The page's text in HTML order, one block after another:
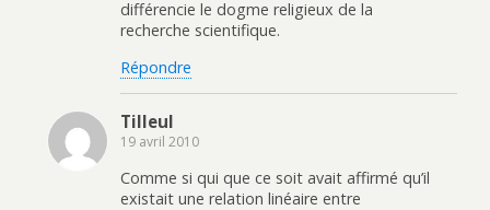
différencie le dogme religieux de la
recherche scientifique.
Répondre
Tilleul
19 avril 2010
Comme si qui que ce soit avait affirmé qu’il
existait une relation linéaire entre